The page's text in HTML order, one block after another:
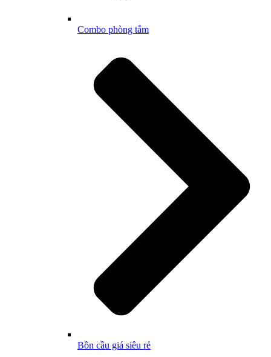
Combo phòng tắm
Bồn cầu giá siêu rẻ